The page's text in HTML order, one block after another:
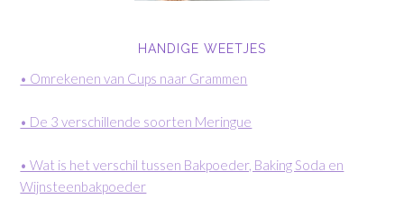
HANDIGE WEETJES
• Omrekenen van Cups naar Grammen
• De 3 verschillende soorten Meringue
• Wat is het verschil tussen Bakpoeder, Baking Soda en
Wijnsteenbakpoeder